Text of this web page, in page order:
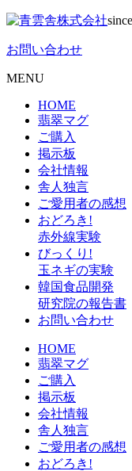
お問い合わせ
MENU
HOME
翡翠マグ
ご購入
掲示板
会社情報
舎人独言
ご愛用者の感想
おどろき!
赤外線実験
びっくり!
玉ネギの実験
韓国食品開発
研究院の報告書
お問い合わせ
HOME
翡翠マグ
ご購入
掲示板
会社情報
舎人独言
ご愛用者の感想
おどろき!